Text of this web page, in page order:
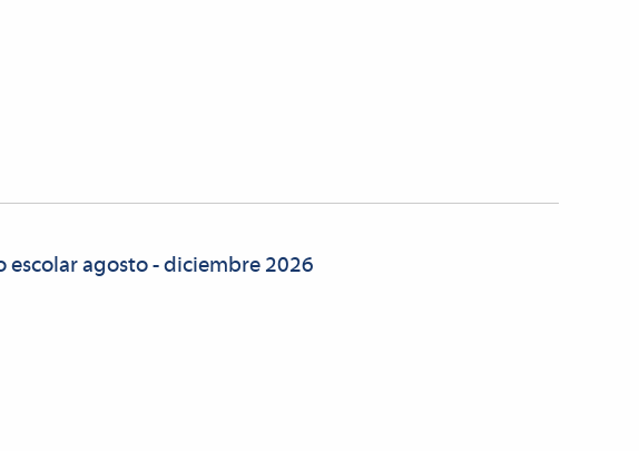
escolar agosto - diciembre 2026